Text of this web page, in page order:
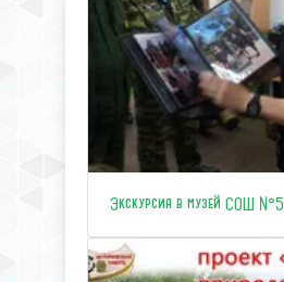
Экскурсия в музей СОШ №5